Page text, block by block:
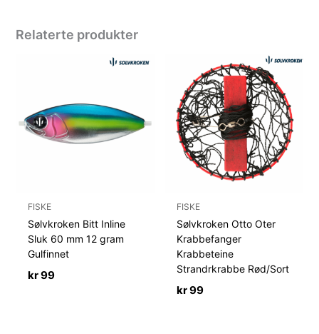
Relaterte produkter
FISKE
Sølvkroken Bitt Inline
Sluk 60 mm 12 gram
Gulfinnet
kr99
FISKE
Sølvkroken Otto Oter
Krabbefanger
Krabbeteine
Strandrkrabbe Rød/Sort
kr99